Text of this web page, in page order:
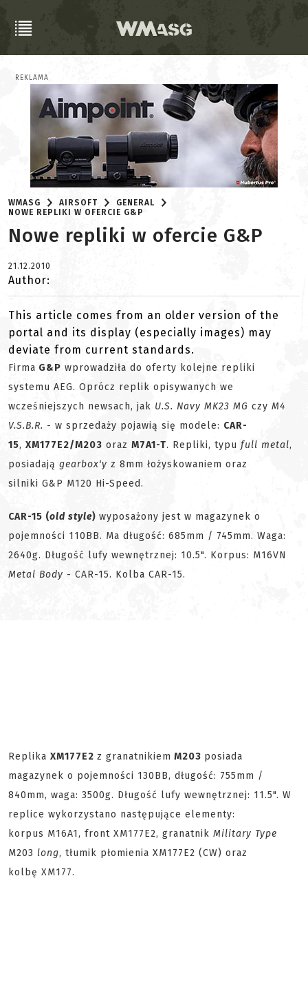
REKLAMA
WMASG AIRSOFT
GENERAL
NOWE REPLIKI W OFERCIE G&P
Nowe repliki w ofercie G&P
21.12.2010
Author:
This article comes from an older version of the
portal and its display (especially images) may
deviate from current standards.
Firma G&P wprowadziła do oferty kolejne repliki
systemu AEG. Oprócz replik opisywanych we
wcześniejszych newsach, jak U.S. Navy MK23 MG czy M4
V.S.B.R. - w sprzedaży pojawią się modele: CAR-
15, XM177E2/M203 oraz M7A1-T. Repliki, typu full metal,
posiadają gearbox'y z 8mm łożyskowaniem oraz
silniki G&P M120 Hi-Speed.
CAR-15 (old style) wyposażony jest w magazynek o
pojemności 110BB. Ma długość: 685mm / 745mm. Waga:
2640g. Długość lufy wewnętrznej: 10.5". Korpus: M16VN
Metal Body - CAR-15. Kolba CAR-15.
Replika XM177E2 z granatnikiem M203 posiada
magazynek o pojemności 130BB, długość: 755mm /
840mm, waga: 3500g. Długość lufy wewnętrznej: 11.5". W
replice wykorzystano następujące elementy:
korpus M16A1, front XM177E2, granatnik Military Type
M203 long, tłumik płomienia XM177E2 (CW) oraz
kolbę XM177.